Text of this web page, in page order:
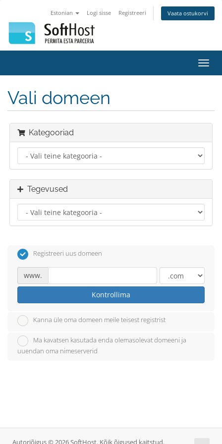
Estonian Logi sisse Registreeri Vaata ostukorvi
Vali domeen
Kategooriad
Tegevused
Registreeri uus domeen
www.
Kontrollima
Kanna üle oma domeen meile teisest registrist
Ma kavatsen kasutada enda olemasolevat domeeni ja
uuendan oma nimeserverid
Autoriõigus © 2026 SoftHost. Kõik õigused kaitstud.